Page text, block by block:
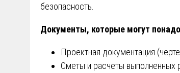
безопасность.
Документы, которые могут
Проектная документация
Сметы и расчеты выполненных